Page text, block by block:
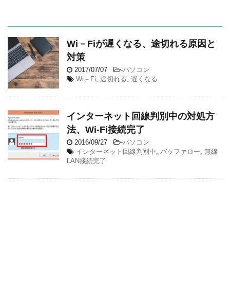
Wi－Fiが遅くなる、途切れる原因と
対策
2017/07/07 -パソコン
Wi－Fi 途切れる 遅くなる
インターネット回線判別中の対処方
法、Wi-Fi接続完了
2016/09/27 -パソコン
インターネット回線判別中
バッファロー 無線
LAN接続完了